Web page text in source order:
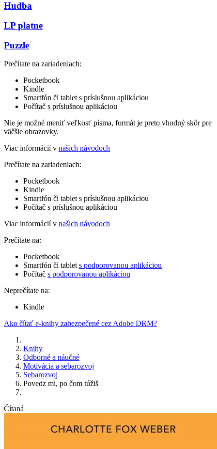
Hudba
LP platne
Puzzle
Prečítate na zariadeniach:
Pocketbook
Kindle
Smartfón či tablet s príslušnou aplikáciou
Počítač s príslušnou aplikáciou
Nie je možné meniť veľkosť písma, formát je preto vhodný skôr pre
väčšie obrazovky.
Viac informácií v našich návodoch
Prečítate na zariadeniach:
Pocketbook
Kindle
Smartfón či tablet s príslušnou aplikáciou
Počítač s príslušnou aplikáciou
Viac informácií v našich návodoch
Prečítate na:
Pocketbook
Smartfón či tablet s podporovanou aplikáciou
Počítač s podporovanou aplikáciou
Neprečítate na:
Kindle
Ako čítať e-knihy zabezpečené cez Adobe DRM?
Knihy
Odborné a náučné
Motivácia a sebarozvoj
Sebarozvoj
Povedz mi, po čom túžiš
Čítaná